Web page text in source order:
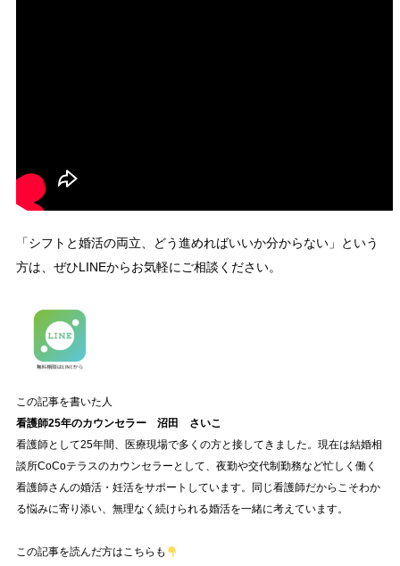
「シフトと婚活の両立、どう進めればいいか分からない」という
方は、ぜひLINEからお気軽にご相談ください。
この記事を書いた人
看護師25年のカウンセラー 沼田 さいこ
看護師として25年間、医療現場で多くの方と接してきました。現在は結婚相
談所CoCoテラスのカウンセラーとして、夜勤や交代制勤務など忙しく働く
看護師さんの婚活・妊活をサポートしています。同じ看護師だからこそわか
る悩みに寄り添い、無理なく続けられる婚活を一緒に考えています。
この記事を読んだ方はこちらも